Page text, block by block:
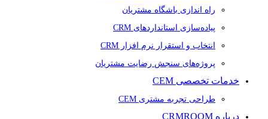
راه اندازی باشگاه مشتریان
پیاده‌سازی استانداردهای CRM
انتخاب و استقرار نرم افزار CRM
پروژه‌های سنجش رضایت مشتریان
خدمات تخصصی CEM
طراحی تجربه مشتری CEM
درباره CRMROOM